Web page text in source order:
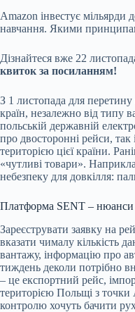
Amazon інвестує мільярди
навчання. Якими
Дізнайтеся вже 22
квиток за посиланням!
З 1 листопада для
країн, незалежно від типу
польській державній
про двосторонні рейси, так
територією цієї країни.
«чутливі товари».
небезпеку для довкілля:
Платформа SENT – нюанси
Зареєструвати заявку на
вказати чималу кількість
вантажу, інформацію про
тиждень деколи потрібно
– це експортний рейс,
територією Польщі з
контролю хочуть бачити